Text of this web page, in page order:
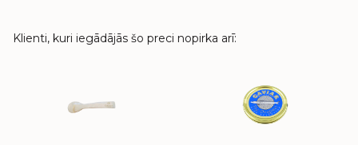
Klienti, kuri iegādājās šo preci nopirka arī: